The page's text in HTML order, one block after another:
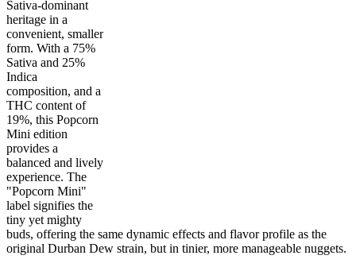
Sativa-dominant
heritage in a
convenient, smaller
form. With a 75%
Sativa and 25%
Indica
composition, and a
THC content of
19%, this Popcorn
Mini edition
provides a
balanced and lively
experience. The
"Popcorn Mini"
label signifies the
tiny yet mighty
buds, offering the same dynamic effects and flavor profile as the
original Durban Dew strain, but in tinier, more manageable nuggets.